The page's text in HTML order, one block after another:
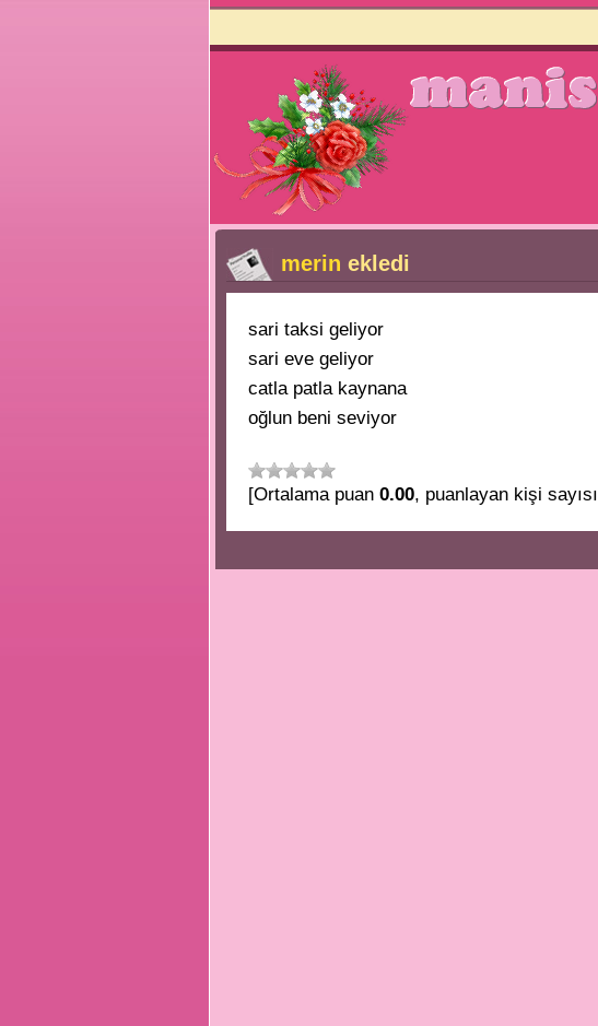
merin ekledi
sari taksi geliyor
sari eve geliyor
catla patla kaynana
oğlun beni seviyor
[Ortalama puan 0.00, puanlayan kişi sayısı